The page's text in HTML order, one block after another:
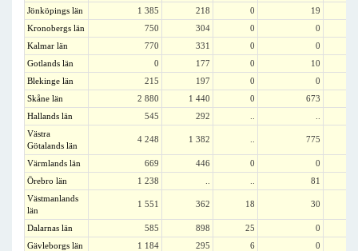
Jönköpings län 1 385 218 0
19
Kronobergs län
750 304 0
0
Kalmar län
770 331 0
0
Gotlands län
0 177 0
10
Blekinge län
215 197 0 0
Skåne län
2 880 1 440 0
673
Hallands län
545 292
Västra
Götalands län
4 248 1 382 775
Värmlands län 669 446 0
0
Örebro län
1 238
81
Västmanlands
län
1 551 362 18 30
Dalarnas län 585 898 25 0
Gävleborgs län
1 184 295 6 0